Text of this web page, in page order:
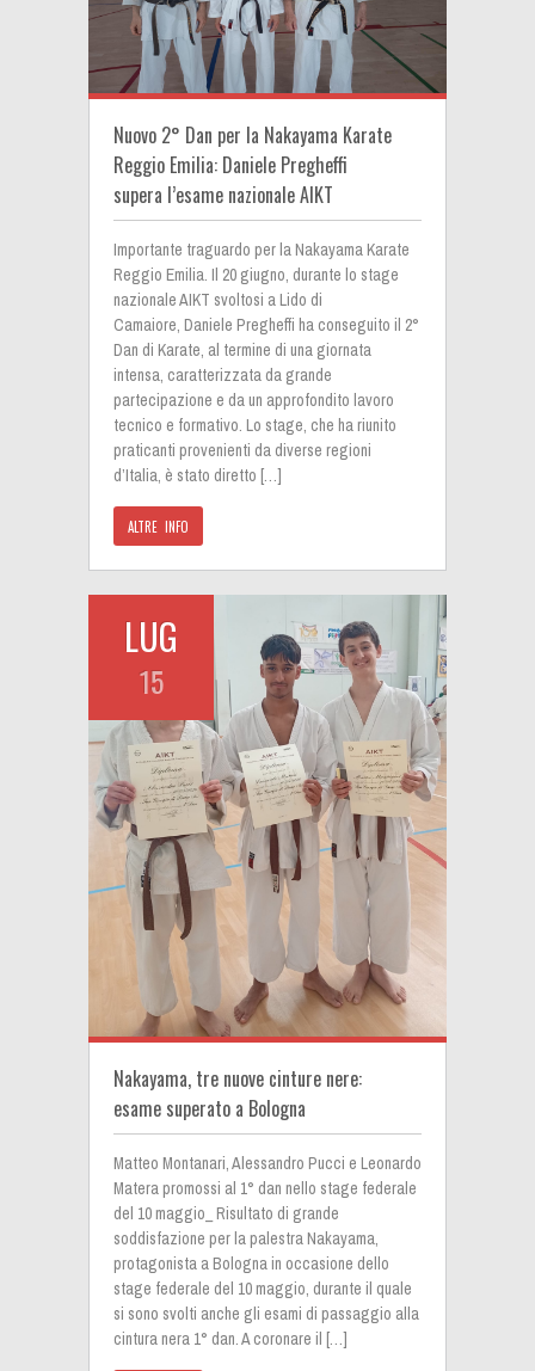
Nuovo 2° Dan per la Nakayama Karate
Reggio Emilia: Daniele Pregheffi
supera l’esame nazionale AIKT
Importante traguardo per la Nakayama Karate
Reggio Emilia. Il 20 giugno, durante lo stage
nazionale AIKT svoltosi a Lido di
Camaiore, Daniele Pregheffi ha conseguito il 2°
Dan di Karate, al termine di una giornata
intensa, caratterizzata da grande
partecipazione e da un approfondito lavoro
tecnico e formativo. Lo stage, che ha riunito
praticanti provenienti da diverse regioni
d’Italia, è stato diretto […]
ALTRE INFO
LUG
15
Nakayama, tre nuove cinture nere:
esame superato a Bologna
Matteo Montanari, Alessandro Pucci e Leonardo
Matera promossi al 1° dan nello stage federale
del 10 maggio_ Risultato di grande
soddisfazione per la palestra Nakayama,
protagonista a Bologna in occasione dello
stage federale del 10 maggio, durante il quale
si sono svolti anche gli esami di passaggio alla
cintura nera 1° dan. A coronare il […]